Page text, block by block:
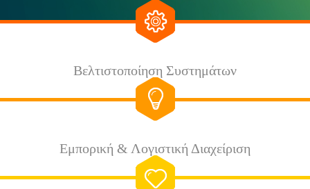
Βελτιστοποίηση Συστημάτων
Εμπορική & Λογιστική Διαχείριση